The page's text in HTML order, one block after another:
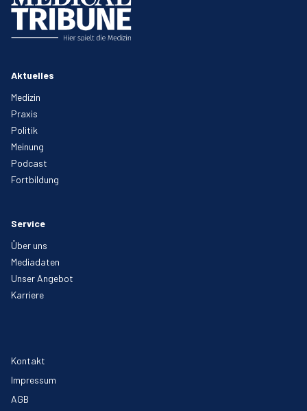
Aktuelles
Medizin
Praxis
Politik
Meinung
Podcast
Fortbildung
Service
Über uns
Mediadaten
Unser Angebot
Karriere
Kontakt
Impressum
AGB